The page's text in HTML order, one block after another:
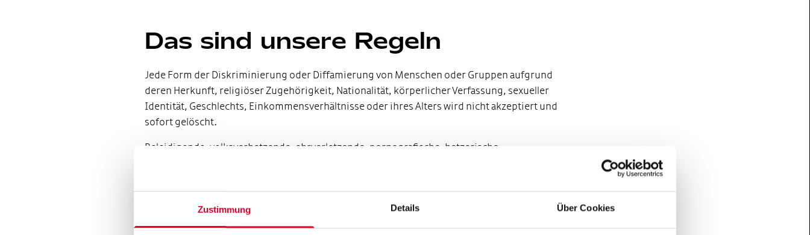
Zustimmung Details Über Cookies
Das sind unsere Regeln
Jede Form der Diskriminierung oder Diffamierung von Menschen oder Gruppen aufgrund
deren Herkunft, religiöser Zugehörigkeit, Nationalität, körperlicher Verfassung, sexueller
Identität, Geschlechts, Einkommensverhältnisse oder ihres Alters wird nicht akzeptiert und
sofort gelöscht.
Beleidigende, volksverhetzende, ehrverletzende, pornografische, hetzerische,
In Einzelfällen behalten wir uns vor, Links zu externen Webseiten nachzugehen, verlinkte